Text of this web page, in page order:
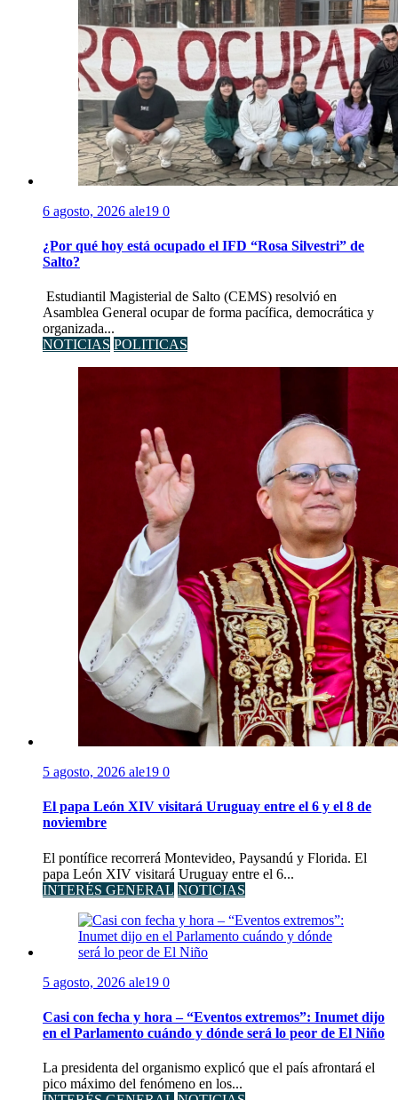
6 agosto, 2026 ale19 0
¿Por qué hoy está ocupado el IFD “Rosa Silvestri” de
Salto?
Estudiantil Magisterial de Salto (CEMS) resolvió en
Asamblea General ocupar de forma pacífica, democrática y
organizada...
NOTICIAS POLITICAS
5 agosto, 2026 ale19 0
El papa León XIV visitará Uruguay entre el 6 y el 8 de
noviembre
El pontífice recorrerá Montevideo, Paysandú y Florida. El
papa León XIV visitará Uruguay entre el 6...
INTERÉS GENERAL NOTICIAS
5 agosto, 2026 ale19 0
Casi con fecha y hora – “Eventos extremos”: Inumet dijo
en el Parlamento cuándo y dónde será lo peor de El Niño
La presidenta del organismo explicó que el país afrontará el
pico máximo del fenómeno en los...